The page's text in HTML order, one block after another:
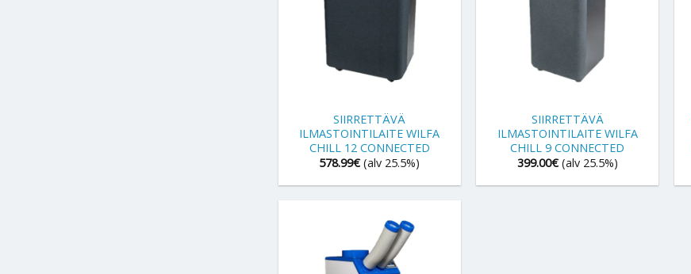
SIIRRETTÄVÄ
ILMASTOINTILAITE WILFA
CHILL 12 CONNECTED
578.99€ (alv 25.5%)
SIIRRETTÄVÄ
ILMASTOINTILAITE WILFA
CHILL 9 CONNECTED
399.00€ (alv 25.5%)